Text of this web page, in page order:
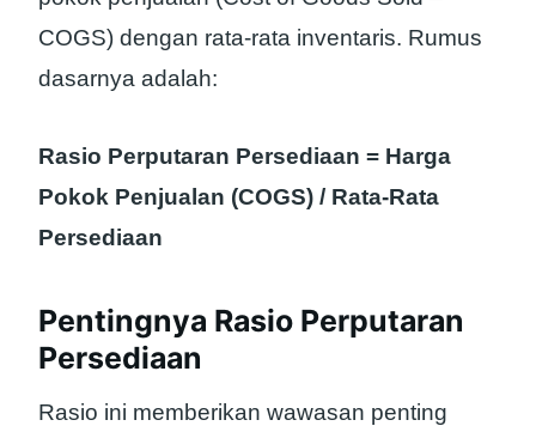
COGS) dengan rata-rata inventaris. Rumus
dasarnya adalah:
Rasio Perputaran Persediaan = Harga
Pokok Penjualan (COGS) / Rata-Rata
Persediaan
Pentingnya Rasio Perputaran
Persediaan
Rasio ini memberikan wawasan penting